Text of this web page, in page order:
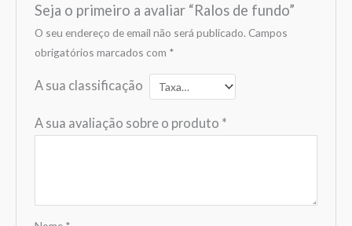
Seja o primeiro a avaliar “Ralos de fundo”
O seu endereço de email não será publicado. Campos
obrigatórios marcados com *
A sua classificação
A sua avaliação sobre o produto *